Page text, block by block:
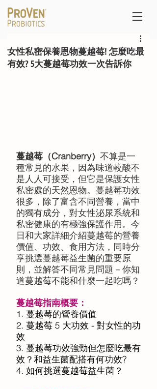
女性私密保養恩物蔓越莓! 怎麼吃最
有效? 5大蔓越莓功效一次告訴你
蔓越莓（Cranberry） 不算是一
種常見的水果，因為味道較酸不
是人人可接受，但它是保護女性
私密處的天然恩物。蔓越莓功效
很多，除了富含不同營養，當中
的獨有成分，對女性泌尿系統和
私密健康的有極強保護作用。今
日和大家詳細介紹蔓越莓的營養
價值、功效、食用方法，同時分
享挑選蔓越莓益生菌的重要原
則，並解答不同常見問題－你知
道蔓越莓不能和什麼一起吃嗎？
蔓越莓指南概要：
1. 蔓越莓的營養價值
2. 蔓越莓 5 大功效 - 對女性的功
效
3. 蔓越莓功效強勁但怎麼吃最有
效？和益生菌配搭有何功效?
4. 如何挑選蔓越莓益生菌？